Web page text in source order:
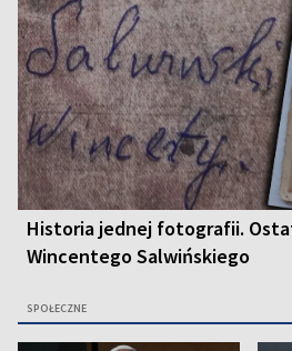
Historia jednej fotografii.
Wincentego Salwińskiego
SPOŁECZNE